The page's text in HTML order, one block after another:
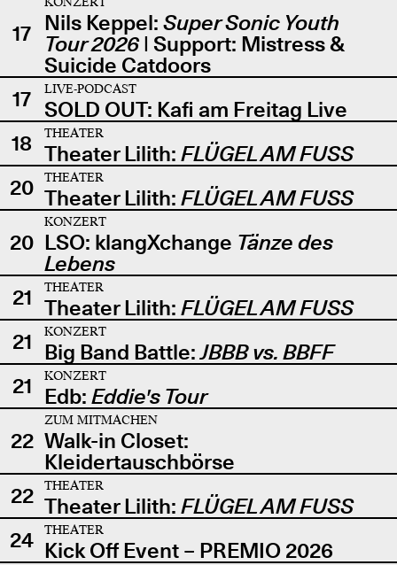
17 Nils Keppel: Super Sonic Youth
Tour 2026| Support: Mistress &
Suicide Catdoors
17
LIVE-PODCAST
SOLD OUT: Kafi am Freitag Live
18
THEATER
Theater Lilith: FLÜGEL AM FUSS
20
THEATER
Theater Lilith: FLÜGEL AM FUSS
20
KONZERT
LSO: klangXchange Tänze des
Lebens
21
THEATER
Theater Lilith: FLÜGEL AM FUSS
21
KONZERT
Big Band Battle:JBBB vs. BBFF
21
KONZERT
Edb: Eddie's Tour
22
ZUM MITMACHEN
Walk-in Closet:
Kleidertauschbörse
22
THEATER
Theater Lilith: FLÜGEL AM FUSS
24
THEATER
Kick Off Event – PREMIO 2026